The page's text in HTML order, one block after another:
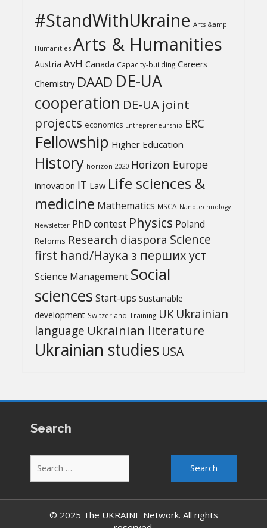
#StandWithUkraine Arts &amp
Humanities Arts & Humanities
Austria AvH Canada Capacity-building Careers
Chemistry DAAD DE-UA
cooperation DE-UA joint
projects economics Entrepreneurship ERC
Fellowship Higher Education
History horizon 2020 Horizon Europe
innovation IT Law Life sciences &
medicine Mathematics MSCA Nanotechnology
Newsletter PhD contest Physics Poland
Reforms Research diaspora Science
first hand/Наука з перших уcт
Science Management Social
sciences Start-ups Sustainable
development Switzerland Training UK Ukrainian
language Ukrainian literature
Ukrainian studies USA
Search
for:
© 2025 The UKRAINE Network. All rights